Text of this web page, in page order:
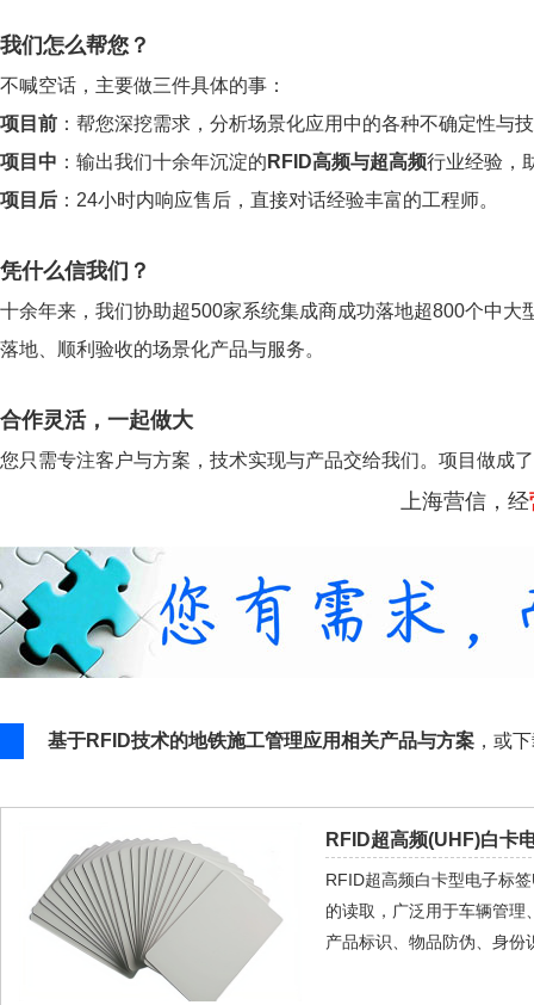
我们怎么帮您？
不喊空话，主要做三件具体的事：
项目前 ：帮您深挖需求，分析场景化应用中的各种不确定性与
项目中 ：输出我们十余年沉淀的 RFID高频与超高频行业经验，
项目后 ：24小时内响应售后，直接对话经验丰富的工程师。
凭什么信我们？
十余年来，我们协助超500家系统集成商成功落地超800个中大
落地、顺利验收的场景化产品与服务。
合作灵活，一起做大
您只需专注客户与方案，技术实现与产品交给我们。项目做成
上海营信，经
基于RFID技术的地铁施工管理应用相关产品与方案 ，或
RFID超高频(UHF)白卡
RFID超高频白卡型电子标
的读取，广泛用于车辆管
产品标识、物品防伪、身份